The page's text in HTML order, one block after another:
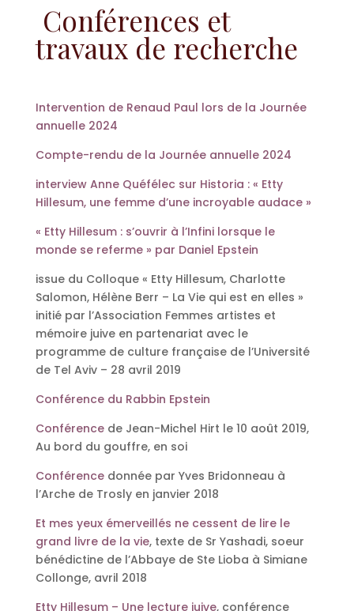
Conférences et
travaux de recherche
Intervention de Renaud Paul lors de la Journée
annuelle 2024
Compte-rendu de la Journée annuelle 2024
interview Anne Quéfélec sur Historia : « Etty
Hillesum, une femme d’une incroyable audace »
« Etty Hillesum : s’ouvrir à l’Infini lorsque le
monde se referme » par Daniel Epstein
issue du Colloque « Etty Hillesum, Charlotte
Salomon, Hélène Berr – La Vie qui est en elles »
initié par l’Association Femmes artistes et
mémoire juive en partenariat avec le
programme de culture française de l’Université
de Tel Aviv – 28 avril 2019
Conférence du Rabbin Epstein
Conférencede Jean-Michel Hirt le 10 août 2019,
Au bord du gouffre, en soi
Conférencedonnée par Yves Bridonneau à
l’Arche de Trosly en janvier 2018
Et mes yeux émerveillés ne cessent de lire le
grand livre de la vie, texte de Sr Yashadi, soeur
bénédictine de l’Abbaye de Ste Lioba à Simiane
Collonge, avril 2018
Etty Hillesum – Une lecture juive, conférence